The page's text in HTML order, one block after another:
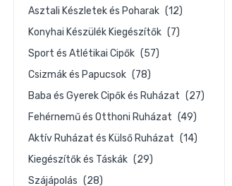
Asztali Készletek és Poharak (12)
Konyhai Készülék Kiegészítők (7)
Sport és Atlétikai Cipők (57)
Csizmák és Papucsok (78)
Baba és Gyerek Cipők és Ruházat (27)
Fehérnemű és Otthoni Ruházat (49)
Aktív Ruházat és Külső Ruházat (14)
Kiegészítők és Táskák (29)
Szájápolás (28)